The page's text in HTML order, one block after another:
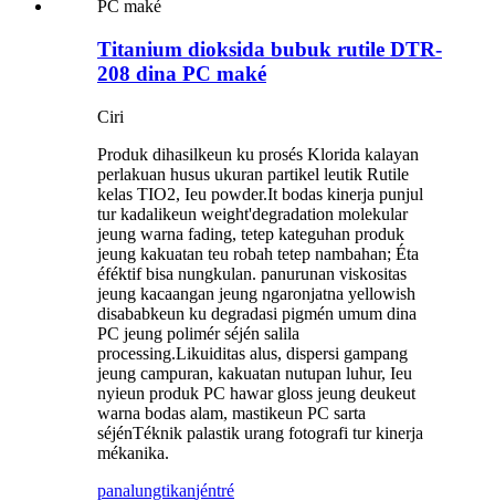
Titanium dioksida bubuk rutile DTR-
208 dina PC maké
Ciri
Produk dihasilkeun ku prosés Klorida kalayan
perlakuan husus ukuran partikel leutik Rutile
kelas TIO2, Ieu powder.It bodas kinerja punjul
tur kadalikeun weight'degradation molekular
jeung warna fading, tetep kateguhan produk
jeung kakuatan teu robah tetep nambahan; Éta
éféktif bisa nungkulan. panurunan viskositas
jeung kacaangan jeung ngaronjatna yellowish
disababkeun ku degradasi pigmén umum dina
PC jeung polimér séjén salila
processing.Likuiditas alus, dispersi gampang
jeung campuran, kakuatan nutupan luhur, Ieu
nyieun produk PC hawar gloss jeung deukeut
warna bodas alam, mastikeun PC sarta
séjénTéknik palastik urang fotografi tur kinerja
mékanika.
panalungtikanjéntré